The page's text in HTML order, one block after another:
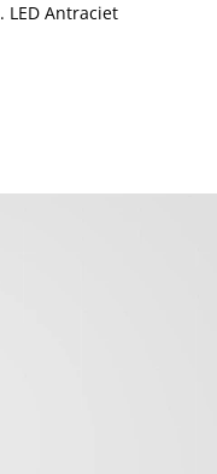
LED Antraciet